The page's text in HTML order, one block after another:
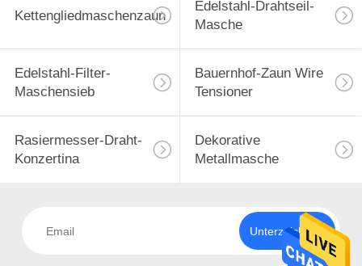
Kettengliedmaschenzaun
Edelstahl-Drahtseil-
Masche
Edelstahl-Filter-
Maschensieb
Bauernhof-Zaun Wire
Tensioner
Rasiermesser-Draht-
Konzertina
Dekorative
Metallmasche
Unterzeichnen